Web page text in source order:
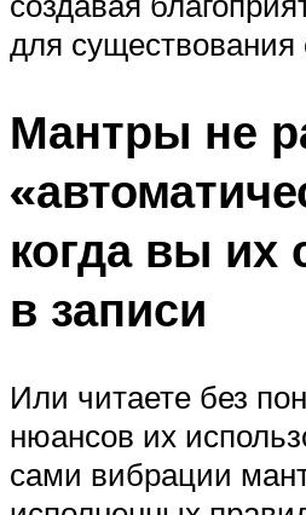
для существования
Мантры не
когда вы их
в записи
Или читаете без
нюансов их
сами вибрации